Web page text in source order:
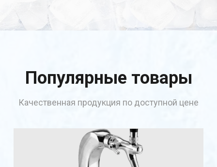
Популярные товары
Качественная продукция по доступной цене